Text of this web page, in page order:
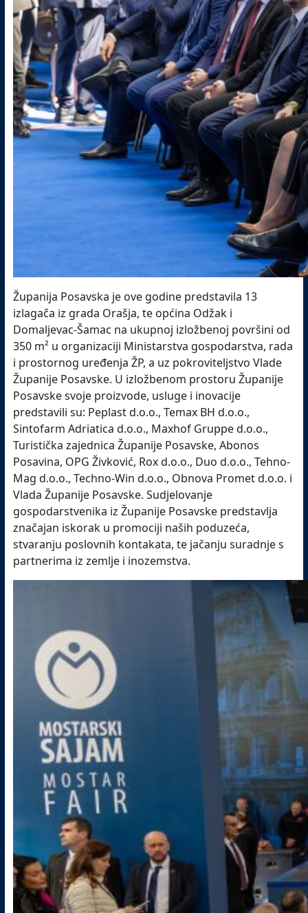
Županija Posavska je ove godine predstavila 13
izlagača iz grada Orašja, te općina Odžak i
Domaljevac-Šamac na ukupnoj izložbenoj površini od
350 m² u organizaciji Ministarstva gospodarstva, rada
i prostornog uređenja ŽP, a uz pokroviteljstvo Vlade
Županije Posavske. U izložbenom prostoru Županije
Posavske svoje proizvode, usluge i inovacije
predstavili su: Peplast d.o.o., Temax BH d.o.o.,
Sintofarm Adriatica d.o.o., Maxhof Gruppe d.o.o.,
Turistička zajednica Županije Posavske, Abonos
Posavina, OPG Živković, Rox d.o.o., Duo d.o.o., Tehno-
Mag d.o.o., Techno-Win d.o.o., Obnova Promet d.o.o. i
Vlada Županije Posavske. Sudjelovanje
gospodarstvenika iz Županije Posavske predstavlja
značajan iskorak u promociji naših poduzeća,
stvaranju poslovnih kontakata, te jačanju suradnje s
partnerima iz zemlje i inozemstva.